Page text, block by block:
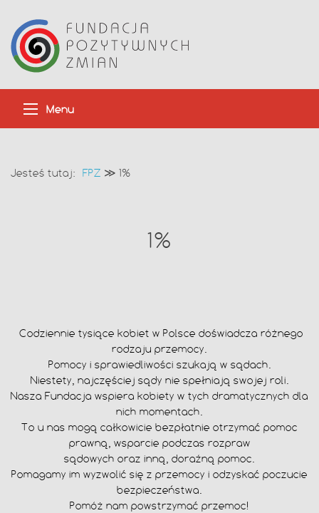
Menu
Jesteś tutaj: FPZ ≫ 1%
1%
Codziennie tysiące kobiet w Polsce doświadcza różnego
rodzaju przemocy.
Pomocy i sprawiedliwości szukają w sądach.
Niestety, najczęściej sądy nie spełniają swojej roli.
Nasza Fundacja wspiera kobiety w tych dramatycznych dla
nich momentach.
To u nas mogą całkowicie bezpłatnie otrzymać pomoc
prawną, wsparcie podczas rozpraw
sądowych oraz inną, doraźną pomoc.
Pomagamy im wyzwolić się z przemocy i odzyskać poczucie
bezpieczeństwa.
Pomóż nam powstrzymać przemoc!